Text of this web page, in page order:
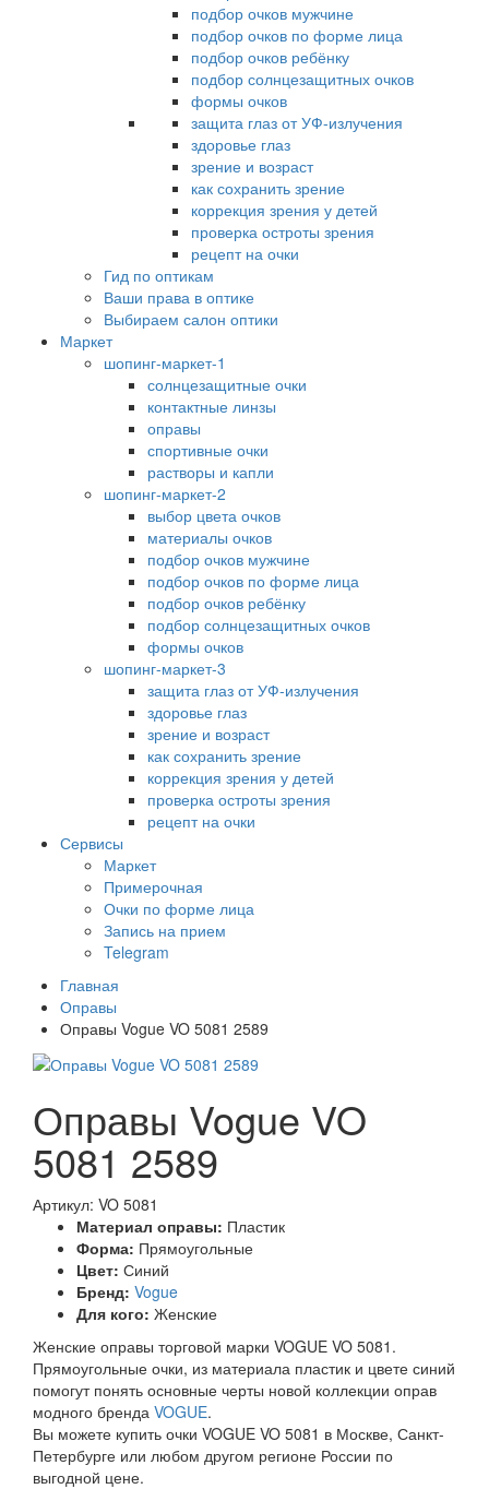
подбор очков мужчине
подбор очков по форме лица
подбор очков ребёнку
подбор солнцезащитных очков
формы очков
защита глаз от УФ-излучения
здоровье глаз
зрение и возраст
как сохранить зрение
коррекция зрения у детей
проверка остроты зрения
рецепт на очки
Гид по оптикам
Ваши права в оптике
Выбираем салон оптики
Маркет
шопинг-маркет-1
солнцезащитные очки
контактные линзы
оправы
спортивные очки
растворы и капли
шопинг-маркет-2
выбор цвета очков
материалы очков
подбор очков мужчине
подбор очков по форме лица
подбор очков ребёнку
подбор солнцезащитных очков
формы очков
шопинг-маркет-3
защита глаз от УФ-излучения
здоровье глаз
зрение и возраст
как сохранить зрение
коррекция зрения у детей
проверка остроты зрения
рецепт на очки
Сервисы
Маркет
Примерочная
Очки по форме лица
Запись на прием
Telegram
Главная
Оправы
Оправы Vogue VO 5081 2589
Оправы Vogue VO
5081 2589
Артикул: VO 5081
Материал оправы: Пластик
Форма: Прямоугольные
Цвет: Синий
Бренд: Vogue
Для кого: Женские
Женские оправы торговой марки VOGUE VO 5081.
Прямоугольные очки, из материала пластик и цвете синий
помогут понять основные черты новой коллекции оправ
модного бренда VOGUE.
Вы можете купить очки VOGUE VO 5081 в Москве, Санкт-
Петербурге или любом другом регионе России по
выгодной цене.